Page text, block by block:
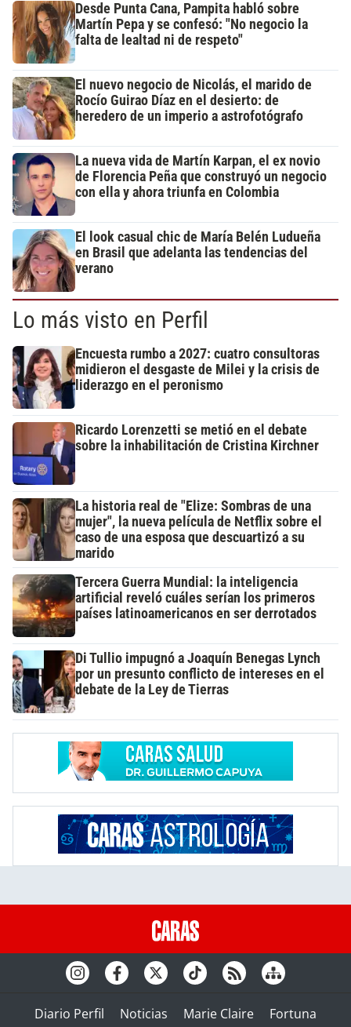
Desde Punta Cana, Pampita habló sobre
Martín Pepa y se confesó: "No negocio la
falta de lealtad ni de respeto"
El nuevo negocio de Nicolás, el marido de
Rocío Guirao Díaz en el desierto: de
heredero de un imperio a astrofotógrafo
La nueva vida de Martín Karpan, el ex novio
de Florencia Peña que construyó un negocio
con ella y ahora triunfa en Colombia
El look casual chic de María Belén Ludueña
en Brasil que adelanta las tendencias del
verano
Lo más visto en Perfil
Encuesta rumbo a 2027: cuatro consultoras
midieron el desgaste de Milei y la crisis de
liderazgo en el peronismo
Ricardo Lorenzetti se metió en el debate
sobre la inhabilitación de Cristina Kirchner
La historia real de "Elize: Sombras de una
mujer", la nueva película de Netflix sobre el
caso de una esposa que descuartizó a su
marido
Tercera Guerra Mundial: la inteligencia
artificial reveló cuáles serían los primeros
países latinoamericanos en ser derrotados
Di Tullio impugnó a Joaquín Benegas Lynch
por un presunto conflicto de intereses en el
debate de la Ley de Tierras
Diario Perfil Noticias Marie Claire Fortuna